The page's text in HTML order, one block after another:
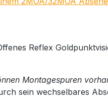
Reflex
Montagespuren
sein wechselbares